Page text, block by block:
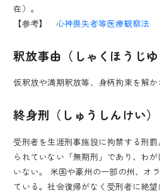
在）。
【参考】 心神喪失者等医療観察法
釈放事由（しゃくほうじゆ
仮釈放や満期釈放等、身柄拘束を解か
終身刑（しゅうしんけい）
受刑者を生涯刑事施設に拘禁する刑
られていない「無期刑」であり、わ
いない。 米国や豪州の一部の州、オ
ている。社会復帰がなく受刑者に絶